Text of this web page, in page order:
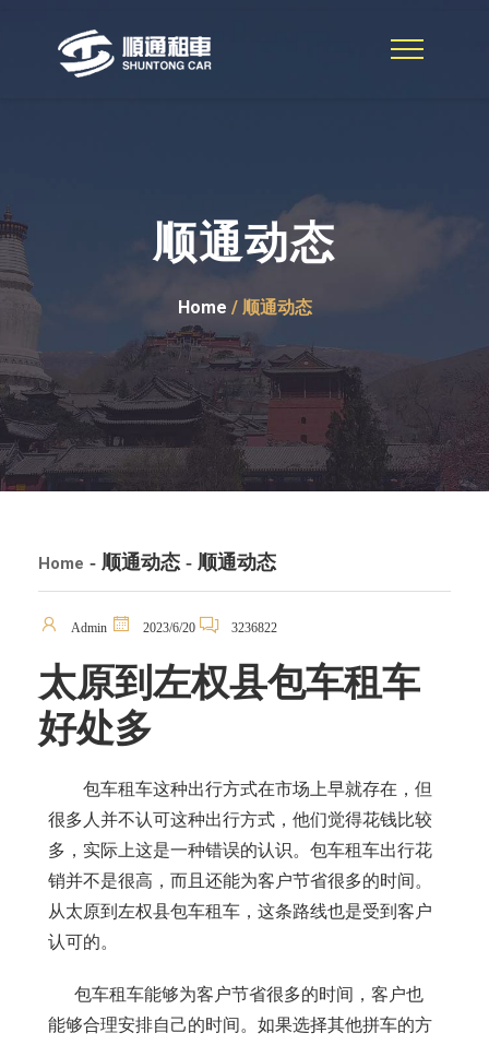
顺通动态
Home / 顺通动态
Home - 顺通动态 - 顺通动态
Admin 2023/6/20 3236822
太原到左权县包车租车
好处多
包车租车这种出行方式在市场上早就存在，但
很多人并不认可这种出行方式，他们觉得花钱比较
多，实际上这是一种错误的认识。包车租车出行花
销并不是很高，而且还能为客户节省很多的时间。
从太原到左权县包车租车，这条路线也是受到客户
认可的。
包车租车能够为客户节省很多的时间，客户也
能够合理安排自己的时间。如果选择其他拼车的方